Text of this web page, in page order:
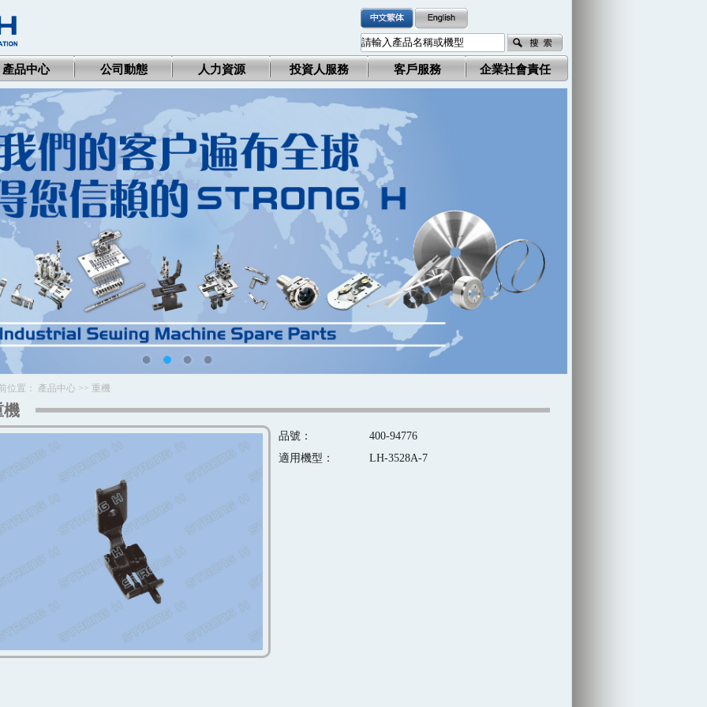
產品中心 公司動態 人力資源 投資人服務 客戶服務 企業社會責任
位置： 產品中心 >> 重機
機
品號：
400-94776
適用機型：
LH-3528A-7